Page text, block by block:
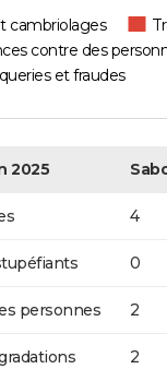
cambriolages
contre des
et fraudes
2025
4
0
personnes 2
2